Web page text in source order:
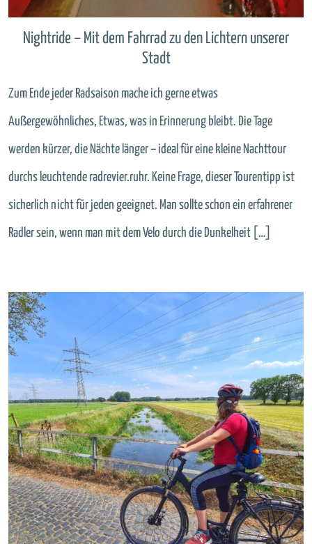
Nightride – Mit dem Fahrrad zu den Lichtern unserer
Stadt
Zum Ende jeder Radsaison mache ich gerne etwas
Außergewöhnliches, Etwas, was in Erinnerung bleibt. Die Tage
werden kürzer, die Nächte länger – ideal für eine kleine Nachttour
durchs leuchtende radrevier.ruhr. Keine Frage, dieser Tourentipp ist
sicherlich nicht für jeden geeignet. Man sollte schon ein erfahrener
Radler sein, wenn man mit dem Velo durch die Dunkelheit […]